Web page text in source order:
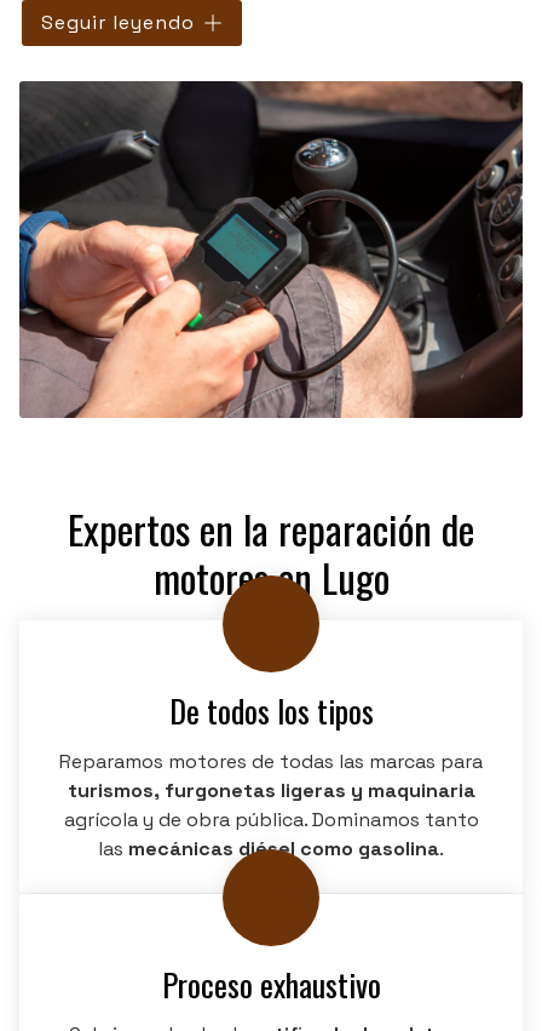
Además delservicio de taller
unamplio catálogo de repuestos
Confíe en nosotros para cuidar de su vehículo. Todas
nuestras intervenciones están respaldadas por la
garantía legal vigente
Seguir leyendo
Expertos en la reparación de
motores en Lugo
De todos los tipos
Reparamos motores de todas las marcas para
turismos, furgonetas ligeras y maquinaria
agrícola y de obra pública. Dominamos tanto
las mecánicas diésel como gasolina.
Proceso exhaustivo